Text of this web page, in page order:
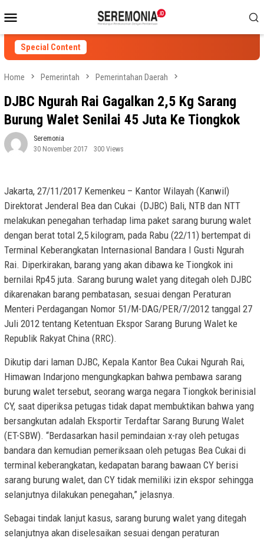
to
contentMenu
Special Content
Home Pemerintah Pemerintahan Daerah
DJBC Ngurah Rai Gagalkan 2,5 Kg Sarang
Burung Walet Senilai 45 Juta Ke Tiongkok
Seremonia
30 November 2017
300 Views
Jakarta, 27/11/2017 Kemenkeu – Kantor Wilayah (Kanwil)
Direktorat Jenderal Bea dan Cukai (DJBC) Bali, NTB dan NTT
melakukan penegahan terhadap lima paket sarang burung walet
dengan berat total 2,5 kilogram, pada Rabu (22/11) bertempat di
Terminal Keberangkatan Internasional Bandara I Gusti Ngurah
Rai. Diperkirakan, barang yang akan dibawa ke Tiongkok ini
bernilai Rp45 juta. Sarang burung walet yang ditegah oleh DJBC
dikarenakan barang pembatasan, sesuai dengan Peraturan
Menteri Perdagangan Nomor 51/M-DAG/PER/7/2012 tanggal 27
Juli 2012 tentang Ketentuan Ekspor Sarang Burung Walet ke
Republik Rakyat China (RRC).
Dikutip dari laman DJBC, Kepala Kantor Bea Cukai Ngurah Rai,
Himawan Indarjono mengungkapkan bahwa pembawa sarang
burung walet tersebut, seorang warga negara Tiongkok berinisial
CY, saat diperiksa petugas tidak dapat membuktikan bahwa yang
bersangkutan adalah Eksportir Terdaftar Sarang Burung Walet
(ET-SBW). “Berdasarkan hasil pemindaian x-ray oleh petugas
bandara dan kemudian pemeriksaan oleh petugas Bea Cukai di
terminal keberangkatan, kedapatan barang bawaan CY berisi
sarang burung walet, dan CY tidak memiliki izin ekspor sehingga
selanjutnya dilakukan penegahan,” jelasnya.
Sebagai tindak lanjut kasus, sarang burung walet yang ditegah
selanjutnya akan diselesaikan sesuai dengan peraturan